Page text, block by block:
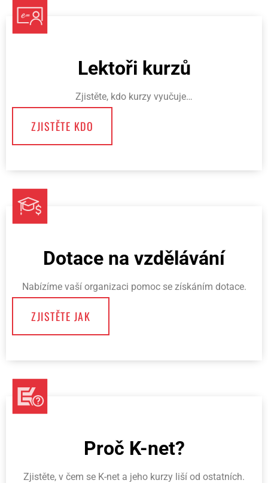
Lektoři kurzů
Zjistěte, kdo kurzy vyučuje…
ZJISTĚTE KDO
Dotace na vzdělávání
Nabízíme vaší organizaci pomoc se získáním dotace.
ZJISTĚTE JAK
Proč K-net?
Zjistěte, v čem se K-net a jeho kurzy liší od ostatních.